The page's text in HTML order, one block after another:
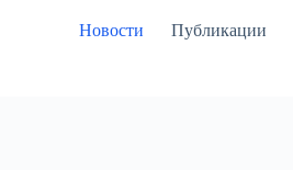
Новости Публикации